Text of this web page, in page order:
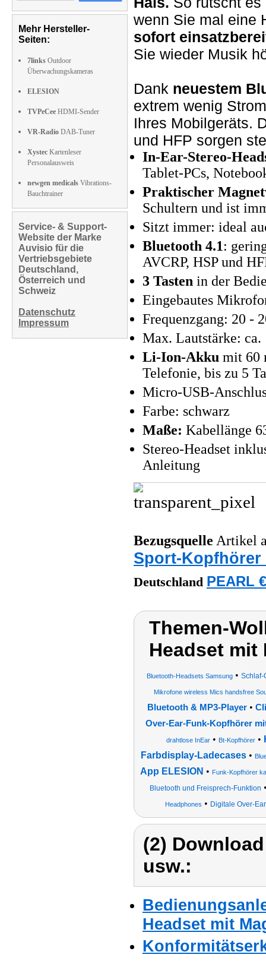
Mehr Hersteller-
Seiten:
7links Outdoor
Überwachungskameras
ELESION
TVPeCee HDMI-Sender
VR-Radio DAB-Tuner
Xystec Kartenleser
Personalausweis
newgen medicals Vibrations-
Bauchtrainer
Service- & Support-
Website der Marke
Auvisio für die
Vertriebsgebiete
Deutschland,
Österreich und
Schweiz
Datenschutz
Impressum
wenn Sie mal eine
sofort
Sie wieder Musik
Dank neuestem
extrem wenig
Ihres Mobilgeräts.
und HFP sorgen
In-Ear-Stereo-
Tablet-PCs,
Praktischer
Schultern und ist
Sitzt immer: ideal
Bluetooth 4.1:
AVCRP, HSP und
3 Tasten in der
Eingebautes
Frequenzgang: 20 -
Max. Lautstärke: ca.
Li-Ion-Akku mit 60
Telefonie, bis zu 5
Micro-USB-
Farbe: schwarz
Maße: Kabellänge
Stereo-Headset
Anleitung
Bezugsquelle Artikel
Sport-
Deutschland PEARL
Themen-
Headset
Bluetooth-Headsets Samsung • Schlaf-
Mikrofone wireless Mics handsfree
Bluetooth & MP3-Player•
Over-Ear-Funk-Kopfhörer
drahtlose InEar• Bt-Kopfhörer•
Farbdisplay-Ladecases•
App ELESION • Funk-Kopfhörer
Bluetooth und Freisprech-Funktion
Headphones • Digitale Over-
(2)
usw.:
Headset mit